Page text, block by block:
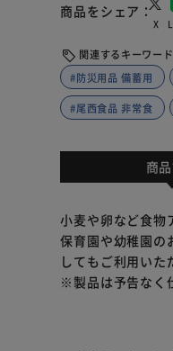
商品をシェア
X
関連するキーワード
#防災用品 備蓄用
#尾西食品 非常食
商
小麦や卵など食物
保育園や幼稚園の
してもご利用いた
※製品は予告なく